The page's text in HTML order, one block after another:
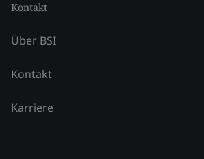
Kontakt
Über BSI
Kontakt
Karriere